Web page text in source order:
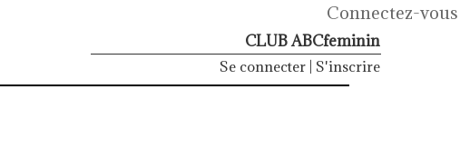
Connectez-vous
CLUB ABCfeminin
Se connecter S'inscrire